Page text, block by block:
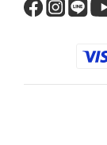
的輪廓。使用方
後來回約10～15
記得用刷頭尖端
圍常有刷不到的
刷：刷頭較小、
縫隙。使用時將